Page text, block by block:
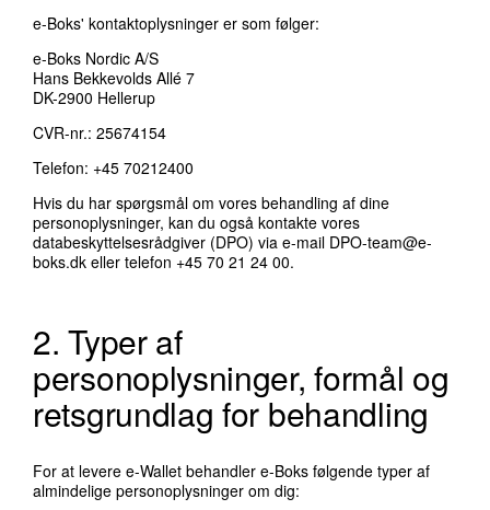
e-Boks' kontaktoplysninger er som følger:
e-Boks Nordic A/S
Hans Bekkevolds Allé 7
DK-2900 Hellerup
CVR-nr.: 25674154
Telefon: +45 70212400
Hvis du har spørgsmål om vores behandling af dine
personoplysninger, kan du også kontakte vores
databeskyttelsesrådgiver (DPO) via e-mail DPO-team@e-
boks.dk eller telefon +45 70 21 24 00.
2. Typer af
personoplysninger, formål og
retsgrundlag for behandling
For at levere e-Wallet behandler e-Boks følgende typer af
almindelige personoplysninger om dig: